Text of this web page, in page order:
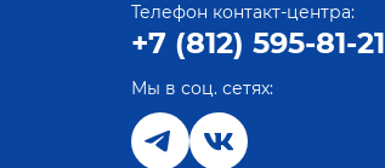
Телефон контакт-центра:
+7 (812) 595-81-21
Мы в соц. сетях: